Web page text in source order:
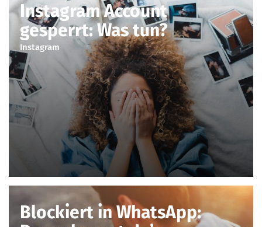
Instagram Account
gesperrt: Was tun?
Instagram
Blockiert in WhatsApp: